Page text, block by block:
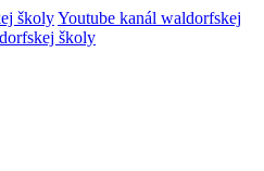
školyYoutube kanál waldorfskej
školy